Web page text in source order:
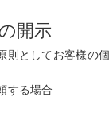
開示
則としてお客様の
する場合